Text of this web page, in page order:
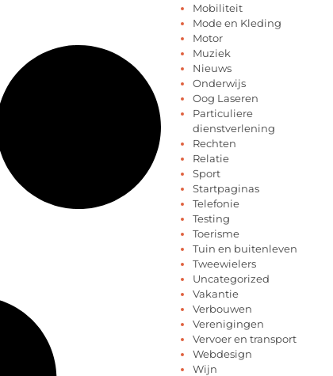
Mobiliteit
Mode en Kleding
Motor
Muziek
Nieuws
Onderwijs
Oog Laseren
Particuliere
dienstverlening
Rechten
Relatie
Sport
Startpaginas
Telefonie
Testing
Toerisme
Tuin en buitenleven
Tweewielers
Uncategorized
Vakantie
Verbouwen
Verenigingen
Vervoer en transport
Webdesign
Wijn